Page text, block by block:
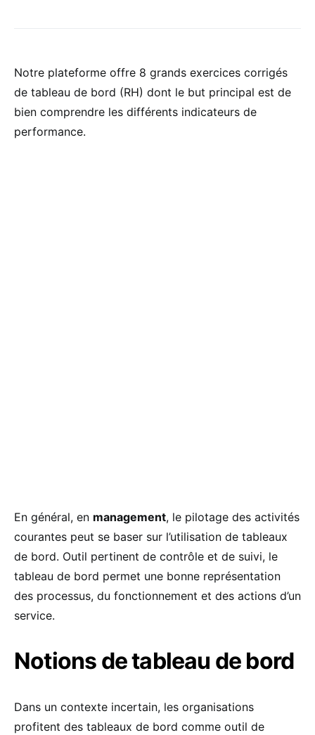
Notre plateforme offre 8 grands exercices corrigés
de tableau de bord (RH) dont le but principal est de
bien comprendre les différents indicateurs de
performance.
En général, en management, le pilotage des activités
courantes peut se baser sur l’utilisation de tableaux
de bord. Outil pertinent de contrôle et de suivi, le
tableau de bord permet une bonne représentation
des processus, du fonctionnement et des actions d’un
service.
Notions de tableau de bord
Dans un contexte incertain, les organisations
profitent des tableaux de bord comme outil de